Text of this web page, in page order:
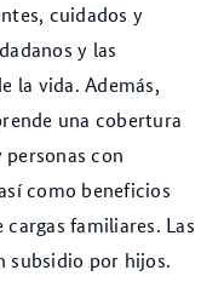
cuidados y
y las
la vida. Además,
una cobertura
con
como beneficios
familiares. Las
subsidio por hijos.